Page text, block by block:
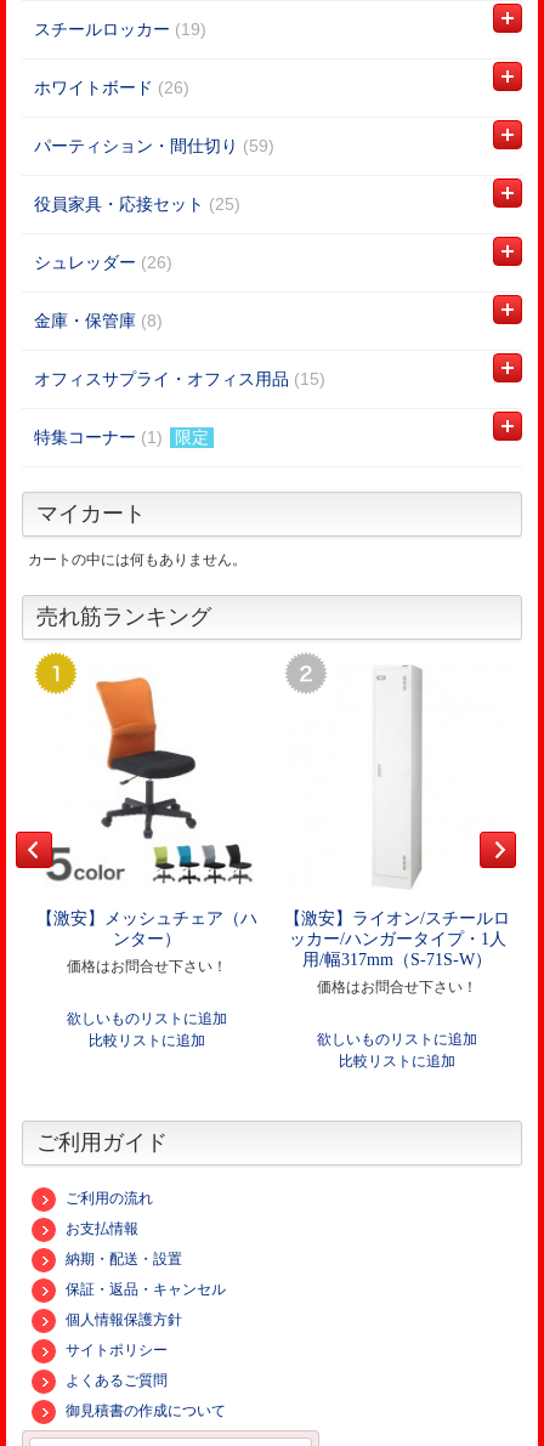
スチールロッカー (19)
ホワイトボード (26)
パーティション・間仕切り (59)
役員家具・応接セット (25)
シュレッダー (26)
金庫・保管庫 (8)
オフィスサプライ・オフィス用品 (15)
特集コーナー (1) 限定
マイカート
カートの中には何もありません。
売れ筋ランキング
【激安】メッシュチェア（ハ
ンター）
価格はお問合せ下さい！
欲しいものリストに追加
比較リストに追加
【激安】ライオン/スチールロ
ッカー/ハンガータイプ・1人
用/幅317mm（S-71S-W）
価格はお問合せ下さい！
欲しいものリストに追加
比較リストに追加
ご利用ガイド
ご利用の流れ
お支払情報
納期・配送・設置
保証・返品・キャンセル
個人情報保護方針
サイトポリシー
よくあるご質問
御見積書の作成について